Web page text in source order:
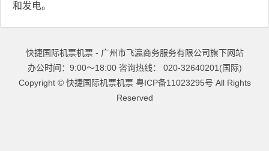
和发电。
快捷国际机票机票 - 广州市飞瀛商务服务有限公司旗下网站
办公时间：9:00～18:00 咨询热线： 020-32640201(国际)
Copyright © 快捷国际机票机票 粤ICP备11023295号 All Rights
Reserved